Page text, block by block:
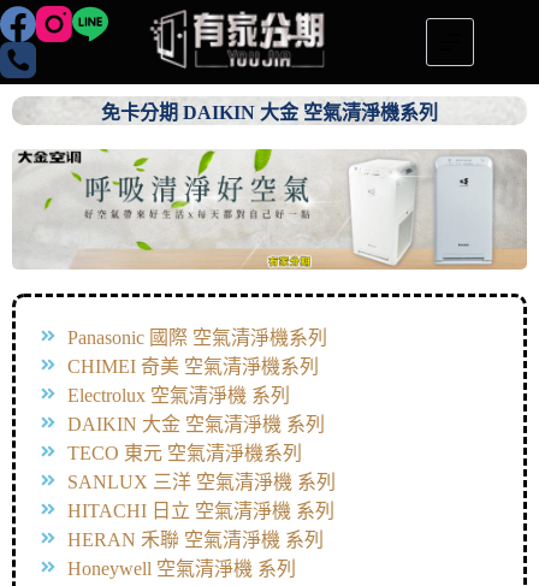
免卡分期 DAIKIN 大金 空氣清淨機系列
Panasonic 國際 空氣清淨機系列
CHIMEI 奇美 空氣清淨機系列
Electrolux 空氣清淨機 系列
DAIKIN 大金 空氣清淨機 系列
TECO 東元 空氣清淨機系列
SANLUX 三洋 空氣清淨機 系列
HITACHI 日立 空氣清淨機 系列
HERAN 禾聯 空氣清淨機 系列
Honeywell 空氣清淨機 系列